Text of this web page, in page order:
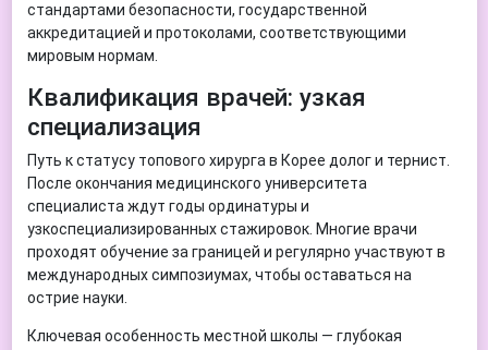
стандартами безопасности, государственной
аккредитацией и протоколами, соответствующими
мировым нормам.
Квалификация врачей: узкая
специализация
Путь к статусу топового хирурга в Корее долог и тернист.
После окончания медицинского университета
специалиста ждут годы ординатуры и
узкоспециализированных стажировок. Многие врачи
проходят обучение за границей и регулярно участвуют в
международных симпозиумах, чтобы оставаться на
острие науки.
Ключевая особенность местной школы — глубокая